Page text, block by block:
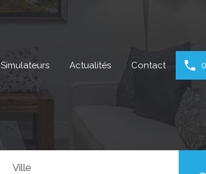
Simulateurs Actualités Contact
Ville